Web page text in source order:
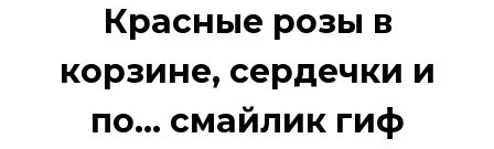
Красные розы в
корзине, сердечки и
по... смайлик гиф